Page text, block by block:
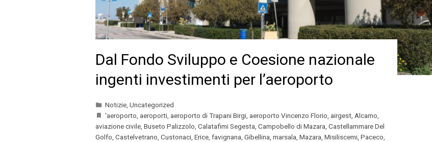
Dal Fondo Sviluppo e Coesione nazionale
ingenti investimenti per l’aeroporto
Notizie, Uncategorized
'aeroporto, aeroporti, aeroporto di Trapani Birgi, aeroporto Vincenzo Florio, airgest, Alcamo,
aviazione civile, Buseto Palizzolo, Calatafimi Segesta, Campobello di Mazara, Castellammare Del
Golfo, Castelvetrano, Custonaci, Erice, favignana, Gibellina, marsala, Mazara, Misiliscemi, Paceco,